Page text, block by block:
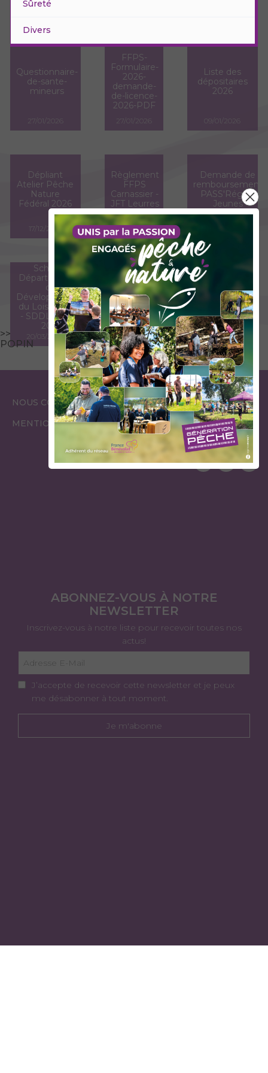
>>
POPIN
Sûreté
Divers
Questionnaire-
de-sante-
mineurs
27/01/2026
FFPS-
Formulaire-
2026-
demande-
de-licence-
2026-PDF
27/01/2026
Liste des
dépositaires
2026
09/01/2026
Dépliant
Atelier Pêche
Nature
Fédéral 2026
17/12/2025
Règlement
FFPS
Carnassier -
JFT Leurres
02/09/2025
Demande de
remboursement
PASS'Région
Jeunes
Schéma
Départemental
de
Développement
du Loisir Pêche
- SDDLP 2021-
2025
20/03/2022
Rapport de
l'étude sur les
retombées
économiques
de la pêche
au lac du
Bourget -
07/2014
05/06/2017
NOUS CONTACTER
MENTIONS LÉGALES
ESPACE
GARDES PÊCHE
ESPACE
ÉLUS
ABONNEZ-VOUS À NOTRE
NEWSLETTER
Inscrivez-vous à notre liste pour recevoir toutes nos
actus!
J’accepte de recevoir cette newsletter et je peux
me désabonner à tout moment.
Je m'abonne